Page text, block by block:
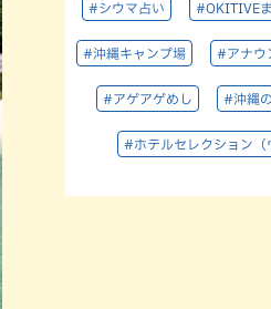
#シウマ占い #OKITIVE
#沖縄キャンプ場 #アナウ
#アゲアゲめし #沖縄
#ホテルセレクション